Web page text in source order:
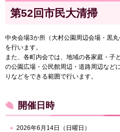
第52回市民大清掃
中央会場3か所（大村公園周辺会場・黒
を行います。
また、各町内会では、地域の各家庭・子
の公園広場・公民館周辺・道路周辺など
りなどをできる範囲で行います。
開催日時
2026年6月14日（日曜日）